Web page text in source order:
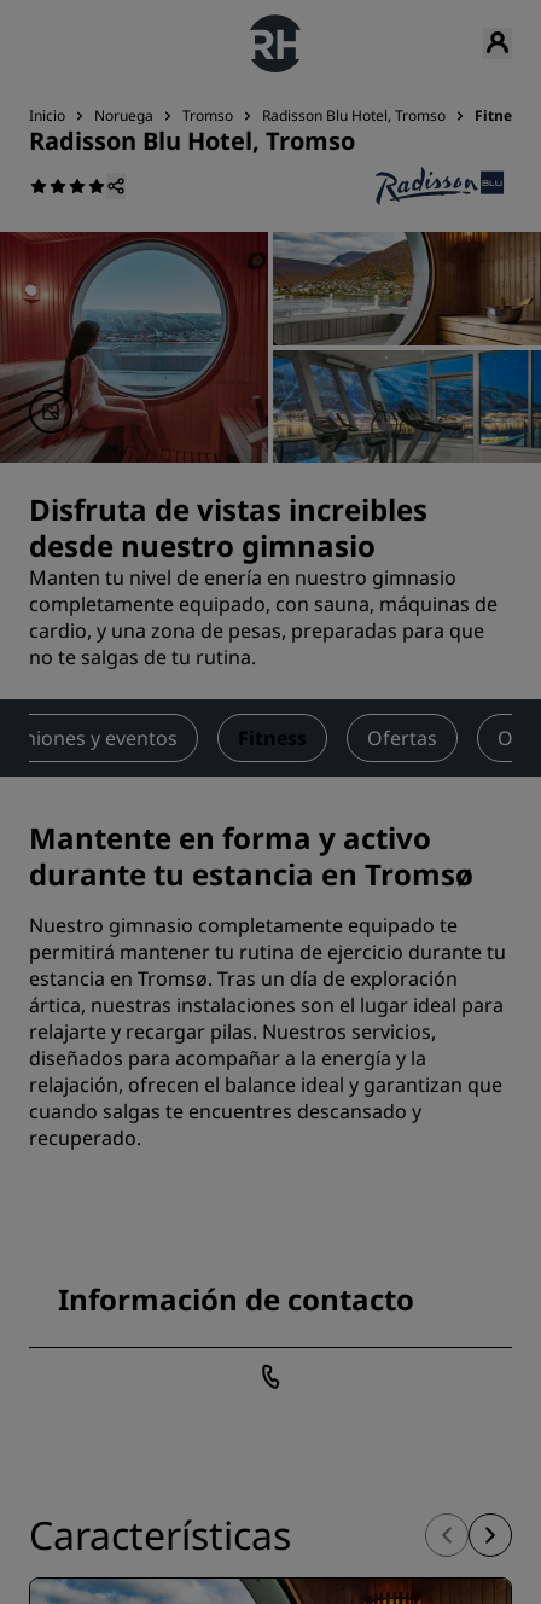
Inicio Noruega Tromso Radisson Blu Hotel, Tromso Fitness
Radisson Blu Hotel, Tromso
Disfruta de vistas increibles
desde nuestro gimnasio
Manten tu nivel de enería en nuestro gimnasio
completamente equipado, con sauna, máquinas de
cardio, y una zona de pesas, preparadas para que
no te salgas de tu rutina.
y eventos Fitness Ofertas
Mantente en forma y activo
durante tu estancia en Tromsø
Nuestro gimnasio completamente equipado te
permitirá mantener tu rutina de ejercicio durante tu
estancia en Tromsø. Tras un día de exploración
ártica, nuestras instalaciones son el lugar ideal para
relajarte y recargar pilas. Nuestros servicios,
diseñados para acompañar a la energía y la
relajación, ofrecen el balance ideal y garantizan que
cuando salgas te encuentres descansado y
recuperado.
Información de contacto
Características